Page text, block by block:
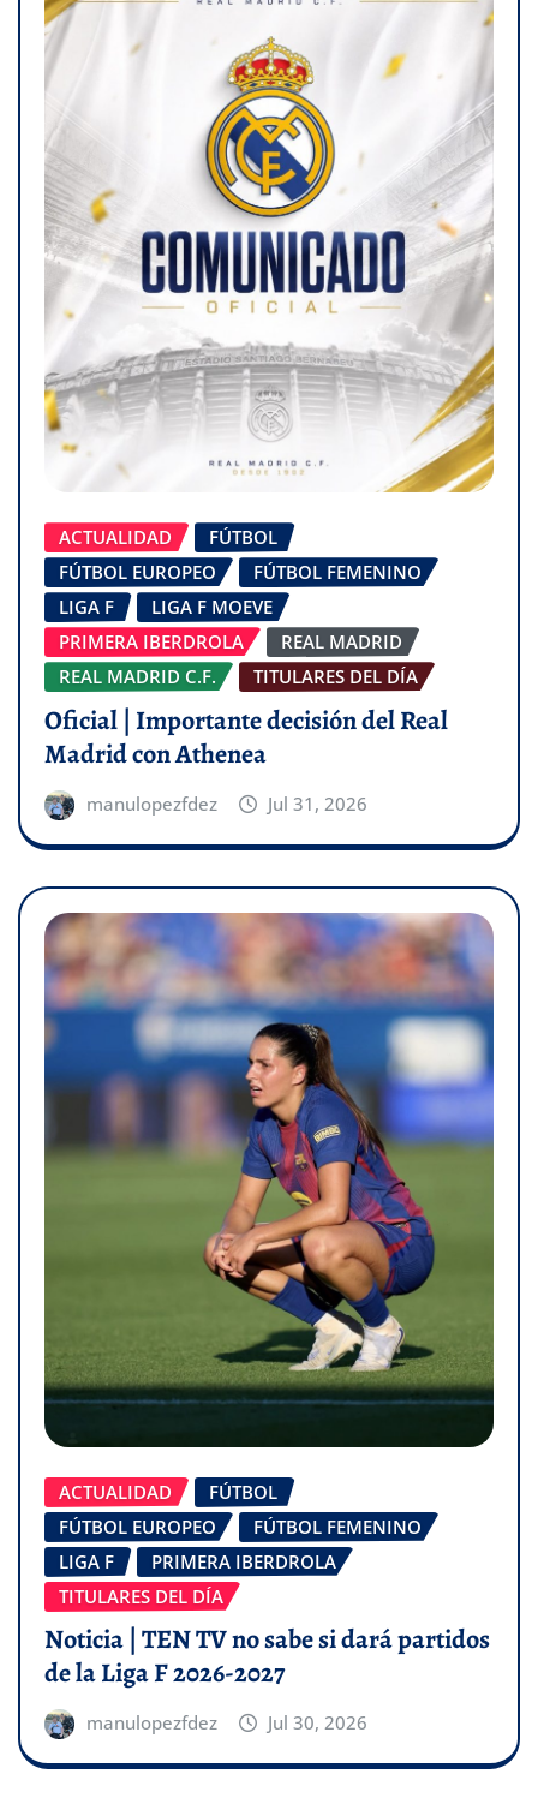
ACTUALIDAD
FÚTBOL
FÚTBOL EUROPEO
FÚTBOL FEMENINO
LIGA F
LIGA F MOEVE
PRIMERA IBERDROLA
REAL MADRID
REAL MADRID C.F.
TITULARES DEL DÍA
Oficial | Importante decisión del Real
Madrid con Athenea
manulopezfdez Jul 31, 2026
ACTUALIDAD
FÚTBOL
FÚTBOL EUROPEO
FÚTBOL FEMENINO
LIGA F
PRIMERA IBERDROLA
TITULARES DEL DÍA
Noticia | TEN TV no sabe si dará partidos
de la Liga F 2026-2027
manulopezfdez Jul 30, 2026